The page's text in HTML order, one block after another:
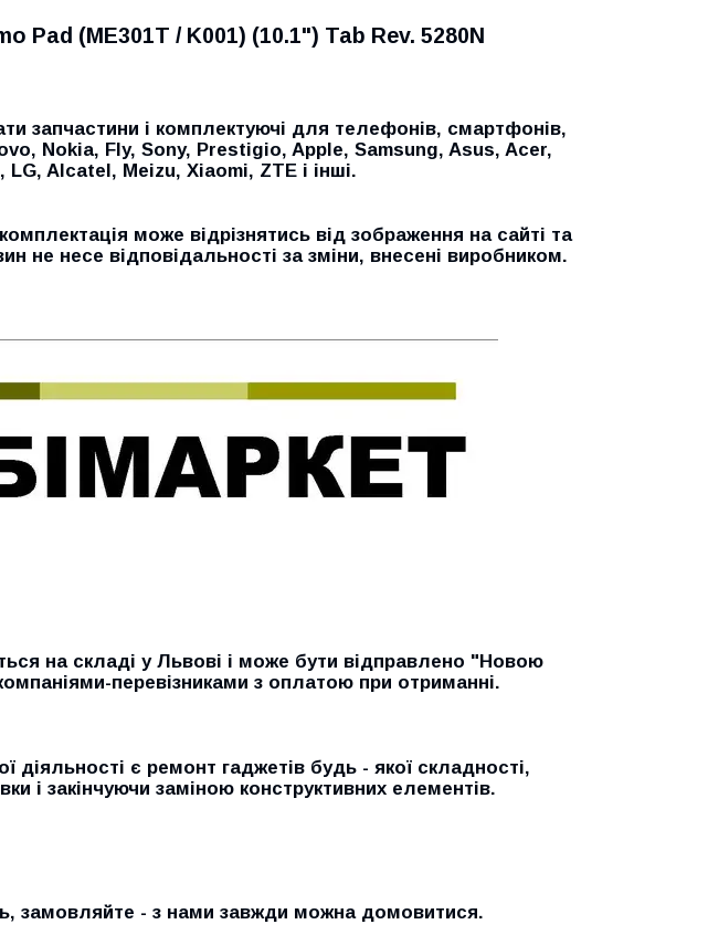
Pad (ME301T / K001) (10.1") Tab Rev. 5280N
запчастини і комплектуючі для телефонів, смартфонів,
Nokia, Fly, Sony, Prestigio, Apple, Samsung, Asus, Acer,
LG, Alcatel, Meizu, Xiaomi, ZTE і інші.
може відрізнятись від зображення на сайті та
не несе відповідальності за зміни, внесені виробником.
на складі у Львові і може бути відправлено "Новою
перевізниками з оплатою при отриманні.
є ремонт гаджетів будь - якої складності,
і закінчуючи заміною конструктивних елементів.
замовляйте - з нами завжди можна домовитися.